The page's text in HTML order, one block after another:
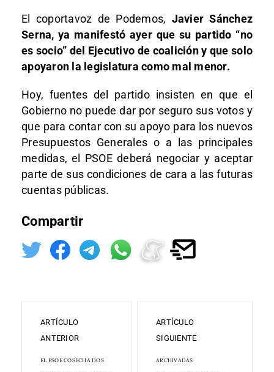
El coportavoz de Podemos, Javier Sánchez
Serna, ya manifestó ayer que su partido “no
es socio” del Ejecutivo de coalición y que solo
apoyaron la legislatura como mal menor.
Hoy, fuentes del partido insisten en que el
Gobierno no puede dar por seguro sus votos y
que para contar con su apoyo para los nuevos
Presupuestos Generales o a las principales
medidas, el PSOE deberá negociar y aceptar
parte de sus condiciones de cara a las futuras
cuentas públicas.
Compartir
ARTÍCULO
ANTERIOR
EL PSOE COSECHA DOS
ARTÍCULO
SIGUIENTE
ARCHIVADAS